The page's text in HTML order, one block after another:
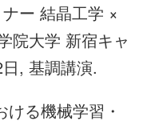
ー 結晶工学 ×
院大学 新宿キャ
, 基調講演.
ける機械学習・